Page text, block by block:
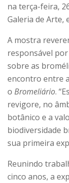
na terça-feira,
Galeria de Arte,
A mostra
responsável
sobre as
encontro entre
o Bromeliário.
revigore, no
botânico e a
biodiversidade
sua primeira
Reunindo
cinco anos, a